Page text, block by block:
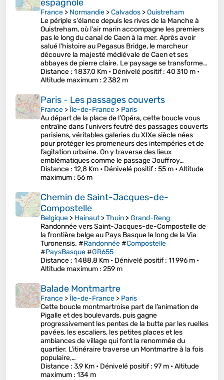
espagnole
France > Normandie >Calvados >Ouistreham
Le périple s'élance depuis les rives de la Manche à
Ouistreham, où l'air marin accompagne les premiers
pas le long du canal de Caen à la mer. Après avoir
salué l'histoire au Pegasus Bridge, le marcheur
découvre la majesté médiévale de Caen et ses
abbayes de pierre claire. Le paysage se transforme…
Distance : 1 837,0 Km • Dénivelé positif: 40 310 m •
Altitude maximum : 2 382 m
Paris - Les passages couverts
France >Île-de-France > Paris
Au départ de la place de l’Opéra, cette boucle vous
entraîne dans l’univers feutré des passages couverts
parisiens, véritables galeries du XIXe siècle nées
pour protéger les promeneurs des intempéries et de
l’agitation urbaine. On y traverse des lieux
emblématiques comme le passage Jouffroy…
Distance : 12,8 Km • Dénivelé positif: 55 m •Altitude
maximum : 56 m
Chemin de Saint-Jacques-de-
Compostelle
Belgique > Hainaut>Thuin >Grand-Reng
Randonnée vers Saint-Jacques-de-Compostelle de
la frontière belge au Pays Basque le long de la Via
Turonensis. #Randonnée#Compostelle
#PaysBasque#GR655
Distance : 1 488,8 Km • Dénivelé positif: 11 996 m •
Altitude maximum : 259 m
Balade Montmartre
France >Île-de-France > Paris
Cette boucle montmartroise part de l’animation de
Pigalle et des boulevards, puis gagne
progressivement les pentes de la butte par les ruelles
pavées, les escaliers, les petites places et les
ambiances de village qui font la renommée du
quartier. L’itinéraire traverse un Montmartre à la fois
populaire,…
Distance : 3,9 Km • Dénivelé positif: 97 m •Altitude
maximum : 134 m